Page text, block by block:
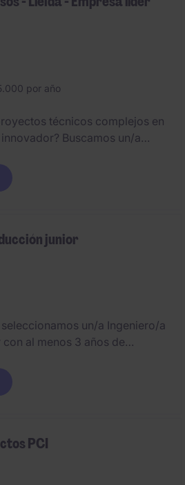
por año
técnicos complejos en
Buscamos un/a
técnicos, asegurando la
sistemas y el cumplimiento
junior
un/a Ingeniero/a
al menos 3 años de
profesionalmente. Si te
oferta.
PCI